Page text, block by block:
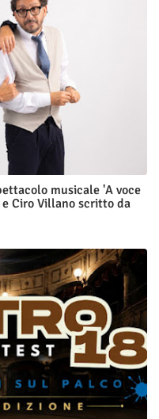
musicale 'A voce
Ciro Villano scritto da